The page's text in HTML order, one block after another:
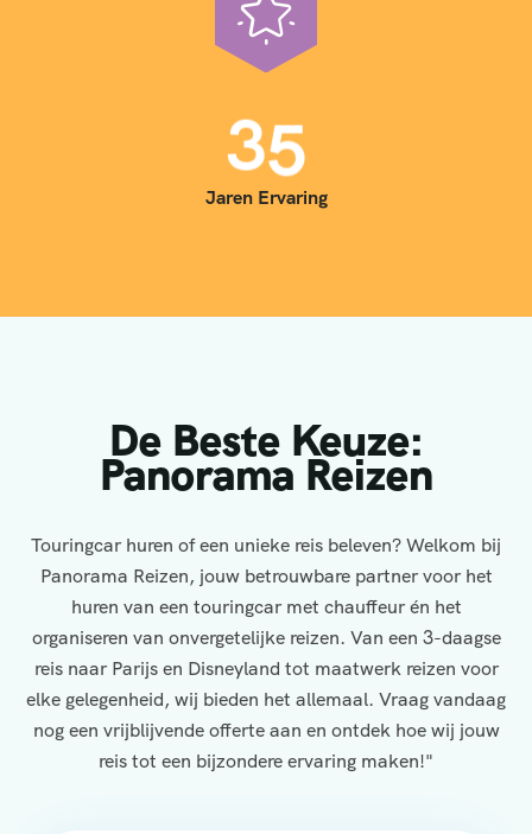
35
Jaren Ervaring
De Beste Keuze:
Panorama Reizen
Touringcar huren of een unieke reis beleven? Welkom bij
Panorama Reizen, jouw betrouwbare partner voor het
huren van een touringcar met chauffeur én het
organiseren van onvergetelijke reizen. Van een 3-daagse
reis naar Parijs en Disneyland tot maatwerk reizen voor
elke gelegenheid, wij bieden het allemaal. Vraag vandaag
nog een vrijblijvende offerte aan en ontdek hoe wij jouw
reis tot een bijzondere ervaring maken!"